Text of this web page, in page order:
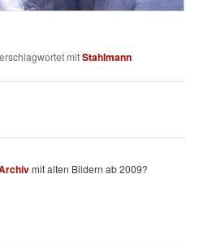
mitStahlmann
mit alten Bildern ab 2009?